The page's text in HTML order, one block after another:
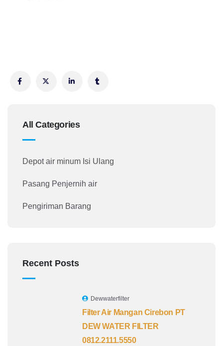
All Categories
Depot air minum Isi Ulang
Pasang Penjernih air
Pengiriman Barang
Recent Posts
Dewwaterfilter
Filter Air Mangan Cirebon PT
DEW WATER FILTER
0812.2111.5550